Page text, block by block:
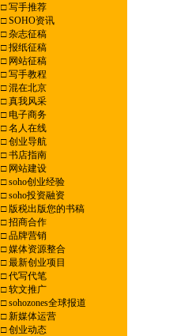
□写手推荐
□SOHO资讯
□杂志征稿
□报纸征稿
□网站征稿
□写手教程
□混在北京
□真我风采
□电子商务
□名人在线
□创业导航
□书店指南
□网站建设
□soho创业经验
□soho投资融资
□版税出版您的书稿
□招商合作
□品牌营销
□媒体资源整合
□最新创业项目
□代写代笔
□软文推广
□sohozones全球报道
□新媒体运营
□创业动态